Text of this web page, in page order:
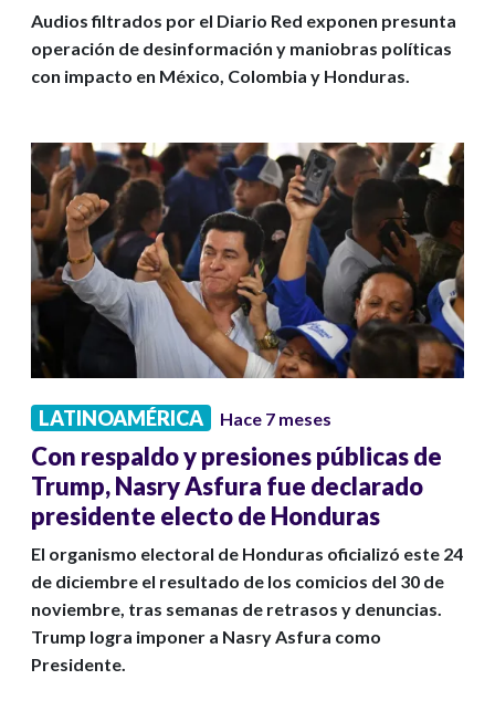
Audios filtrados por el Diario Red exponen presunta
operación de desinformación y maniobras políticas
con impacto en México, Colombia y Honduras.
LATINOAMÉRICA Hace 7 meses
Con respaldo y presiones públicas de
Trump, Nasry Asfura fue declarado
presidente electo de Honduras
El organismo electoral de Honduras oficializó este 24
de diciembre el resultado de los comicios del 30 de
noviembre, tras semanas de retrasos y denuncias.
Trump logra imponer a Nasry Asfura como
Presidente.